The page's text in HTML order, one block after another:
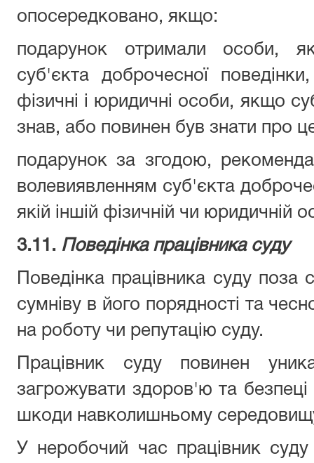
опосередковано, якщо:
подарунок отримали особи,
суб'єкта доброчесної
фізичні і юридичні особи, якщо
знав, або повинен був знати про
подарунок за згодою,
волевиявленням суб'єкта
якій іншій фізичній чи юридичній
3.11. Поведінка працівника суду
Поведінка працівника суду
сумніву в його порядності та
на роботу чи репутацію суду.
Працівник суду повинен
загрожувати здоров'ю та
шкоди навколишньому
У неробочий час працівник